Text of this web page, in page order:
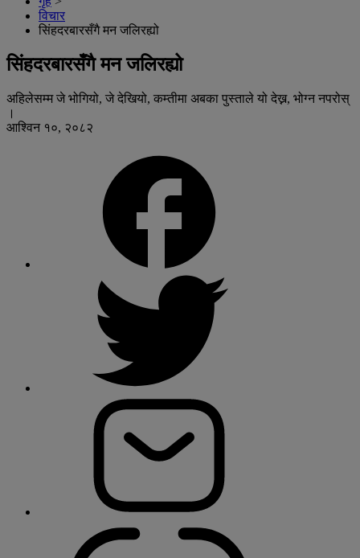
विचार
सिंहदरबारसँगै मन जलिरह्यो
सिंहदरबारसँगै मन जलिरह्यो
अहिलेसम्म जे भोगियो, जे देखियो, कम्तीमा अबका पुस्ताले यो देख्न, भोग्न नपरोस्
।
आश्विन १०, २०८२